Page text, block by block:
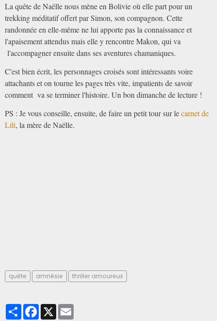
La quête de Naëlle nous mène en Bolivie où elle part pour un
trekking méditatif offert par Simon, son compagnon. Cette
randonnée en elle-même ne lui apporte pas la connaissance et
l'apaisement attendus mais elle y rencontre Makon, qui va
l'accompagner ensuite dans ses aventures chamaniques.
C'est bien écrit, les personnages croisés sont intéressants voire
attachants et on tourne les pages très vite, impatients de savoir
comment va se terminer l'histoire. Un bon dimanche de lecture !
PS : Je vous conseille, ensuite, de faire un petit tour sur lecarnet de
Lili, la mère de Naëlle.
quête amnésie thriller amoureux
PartagerFacebook
X